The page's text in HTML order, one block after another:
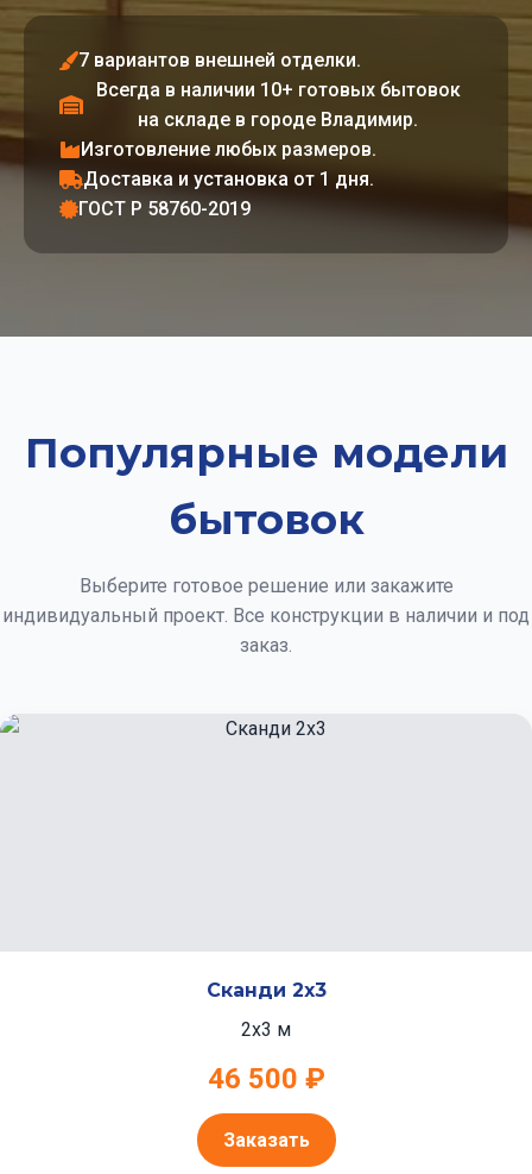
7 вариантов внешней отделки.
Всегда в наличии 10+ готовых бытовок
на складе в городе Владимир.
Изготовление любых размеров.
Доставка и установка от 1 дня.
ГОСТ Р 58760-2019
Популярные модели
бытовок
Выберите готовое решение или закажите
индивидуальный проект. Все конструкции в наличии и под
заказ.
Сканди 2x3
2x3 м
46 500 ₽
Заказать